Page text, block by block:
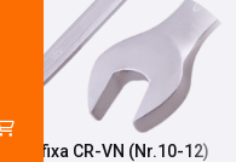
Cheie fixa CR-VN (Nr.10-12)